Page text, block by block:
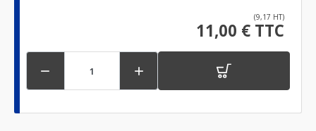
(9,17 HT)
11,00 € TTC
 